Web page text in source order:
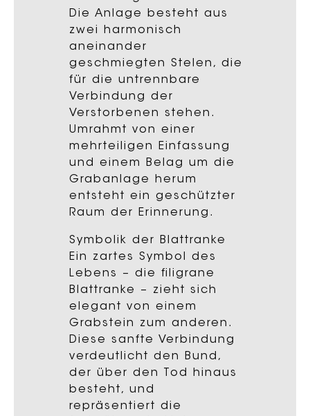
Die Anlage besteht aus
zwei harmonisch
aneinander
geschmiegten Stelen, die
für die untrennbare
Verbindung der
Verstorbenen stehen.
Umrahmt von einer
mehrteiligen Einfassung
und einem Belag um die
Grabanlage herum
entsteht ein geschützter
Raum der Erinnerung.
Symbolik der Blattranke
Ein zartes Symbol des
Lebens – die filigrane
Blattranke – zieht sich
elegant von einem
Grabstein zum anderen.
Diese sanfte Verbindung
verdeutlicht den Bund,
der über den Tod hinaus
besteht, und
repräsentiert die